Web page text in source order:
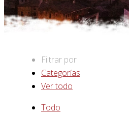
Filtrar por
Categorías
Ver todo
Todo